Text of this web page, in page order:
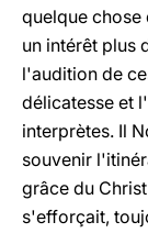
quelque chose
un intérêt plus
l'audition de
délicatesse et
interprètes. Il
souvenir
grâce du
s'efforçait,